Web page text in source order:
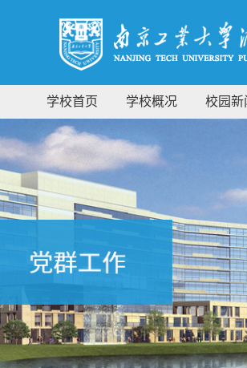
学校首页 学校概况 校园新